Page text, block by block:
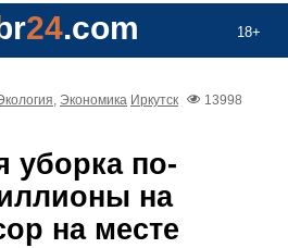
18+
24.com
, Экономика Иркутск
13998
уборка по-
на
на месте